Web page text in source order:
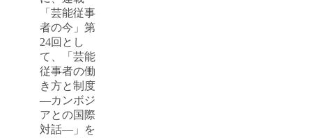
「芸能従事
者の今」第
24回とし
て、「芸能
従事者の働
き方と制度
―カンボジ
アとの国際
対話―」を